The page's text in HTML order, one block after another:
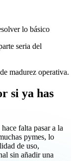
lo básico
seria del
madurez operativa.
si ya has
falta pasar a la
pymes, lo
de uso,
sin añadir una